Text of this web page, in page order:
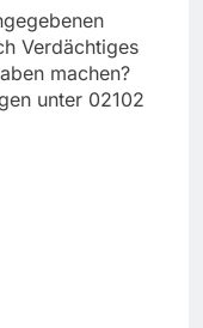
Verdächtiges
machen?
unter 02102